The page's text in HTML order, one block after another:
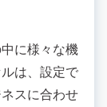
に様々な機
は、設定で
スに合わせ